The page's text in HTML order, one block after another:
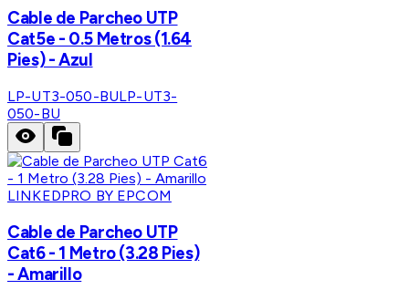
Cable de Parcheo UTP
Cat5e - 0.5 Metros (1.64
Pies) - Azul
LP-UT3-050-BULP-UT3-
050-BU
LINKEDPRO BY EPCOM
Cable de Parcheo UTP
Cat6 - 1 Metro (3.28 Pies)
- Amarillo